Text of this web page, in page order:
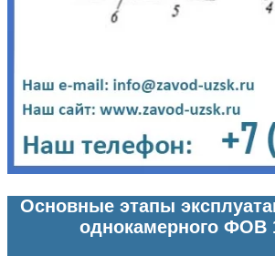
Основные этапы
однокамерного ФОВ